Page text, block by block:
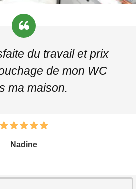
du travail et prix
de mon WC
ma maison.
Nadine